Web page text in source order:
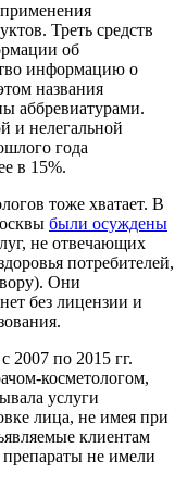
Треть средств
об
информацию о
названия
аббревиатурами.
и нелегальной
года
в 15%.
тоже хватает. В
были осуждены
не отвечающих
потребителей,
Они
без лицензии и
2007 по 2015 гг.
косметологом,
услуги
лица, не имея при
клиентам
не имели